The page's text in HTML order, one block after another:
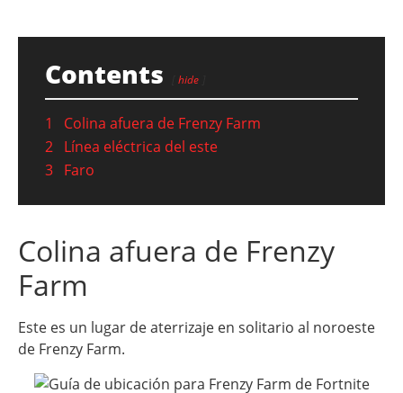
Contents hide
1
Colina afuera de Frenzy Farm
2 Línea eléctrica del este
3 Faro
Colina afuera de Frenzy
Farm
Este es un lugar de aterrizaje en solitario al noroeste
de Frenzy Farm.